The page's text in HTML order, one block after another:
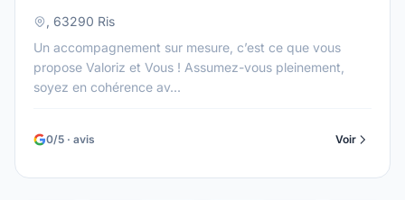
, 63290 Ris
Un accompagnement sur mesure, c’est ce que vous
propose Valoriz et Vous ! Assumez-vous pleinement,
soyez en cohérence av...
0/5 · avis Voir